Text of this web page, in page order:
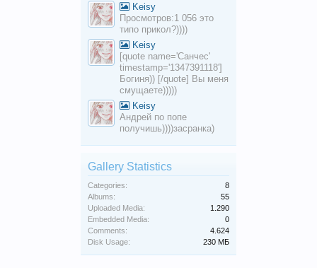
Keisy
Просмотров:1 056 это
типо прикол?))))
Keisy
[quote name='Санчес'
timestamp='1347391118']
Богиня)) [/quote] Вы меня
смущаете)))))
Keisy
Андрей по попе
получишь))))засранка)
Gallery Statistics
Categories:
8
Albums:
55
Uploaded Media:
1.290
Embedded Media:
0
Comments:
4.624
Disk Usage:
230 МБ